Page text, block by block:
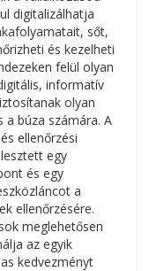
digitalizálhatja
sőt,
és kezelheti
felül olyan
informatív
olyan
a búza számára. A
ellenőrzési
egy
és egy
a
ellenőrzésére.
meglehetősen
az egyik
kedvezményt